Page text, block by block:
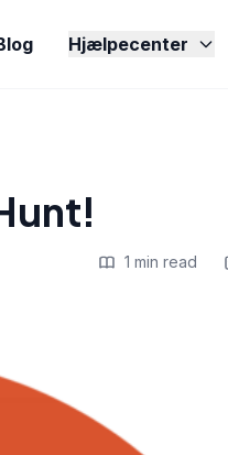
Hjælpecenter
1 min read